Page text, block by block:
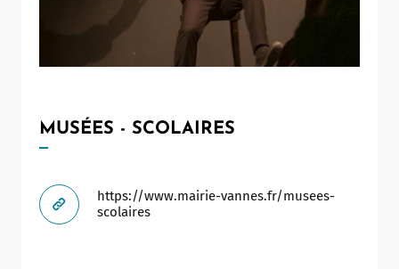
MUSÉES - SCOLAIRES
https://www.mairie-vannes.fr/musees-
scolaires